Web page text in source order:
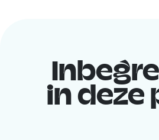
in deze